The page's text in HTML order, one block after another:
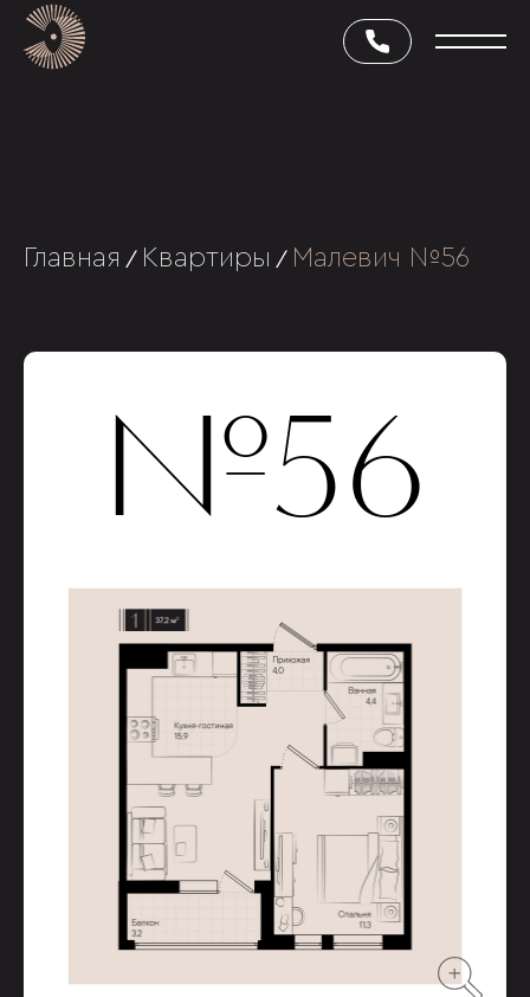
Главная / Квартиры / Малевич №56
№56